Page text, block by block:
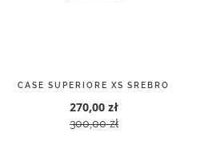
CASE SUPERIORE XS SREBRO
270,00 zł
300,00 zł